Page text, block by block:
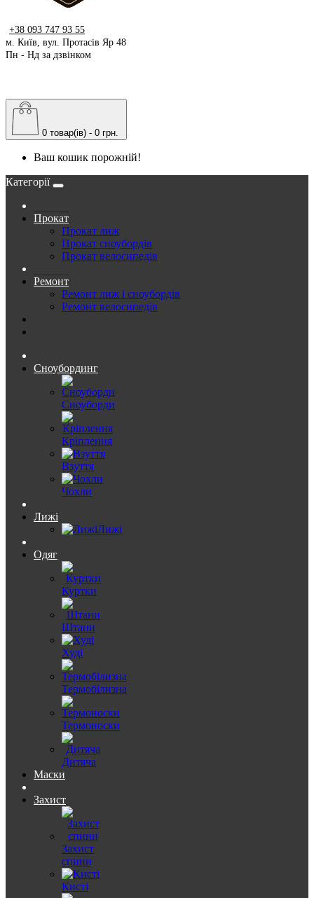
+38 093 747 93 55
м. Київ, вул. Протасів Яр 48
Пн - Нд за дзвінком
0 товар(ів) - 0 грн.
Ваш кошик порожній!
Категорії
Прокат
Прокат лиж
Прокат сноубордів
Прокат велосипедів
Ремонт
Ремонт лиж і сноубордів
Ремонт велосипедів
Сноубординг
Сноуборди
Кріплення
Взуття
Чохли
Лижі
Лижі
Одяг
Куртки
Штани
Худі
Термобілизна
Термоноски
Дитяча
Маски
Захист
Захист
спини
Кисті